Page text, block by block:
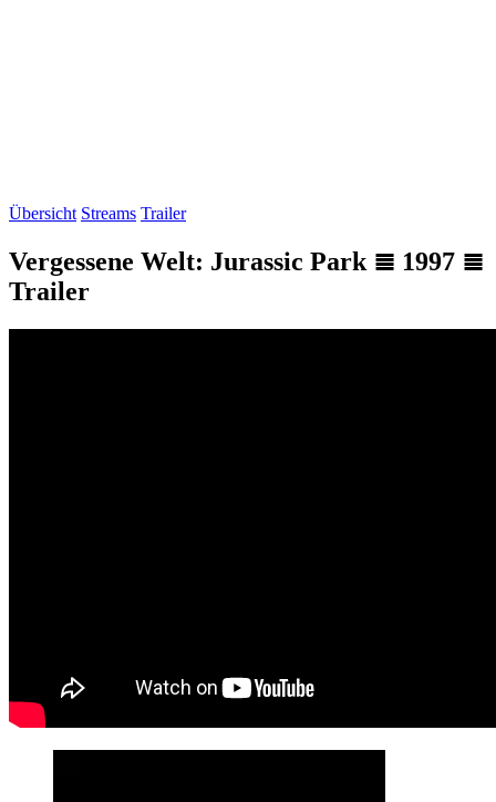
Übersicht Streams Trailer
Vergessene Welt: Jurassic Park ≣ 1997 ≣
Trailer